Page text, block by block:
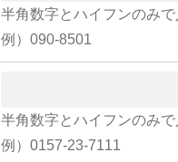
半角数字とハイフンのみで
例）090-8501
半角数字とハイフンのみで
例）0157-23-7111